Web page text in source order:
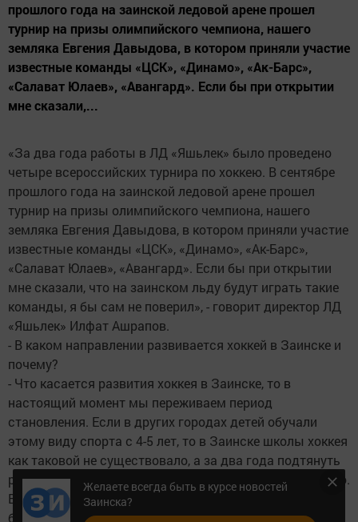
прошлого года на заинской ледовой арене прошел
турнир на призы олимпийского чемпиона, нашего
земляка Евгения Давыдова, в котором приняли участие
известные команды «ЦСК», «Динамо», «Ак-Барс»,
«Салават Юлаев», «Авангард». Если бы при открытии
мне сказали,...
«За два года работы в ЛД «Яшьлек» было проведено
четыре всероссийских турнира по хоккею. В сентябре
прошлого года на заинской ледовой арене прошел
турнир на призы олимпийского чемпиона, нашего
земляка Евгения Давыдова, в котором приняли участие
известные команды «ЦСК», «Динамо», «Ак-Барс»,
«Салават Юлаев», «Авангард». Если бы при открытии
мне сказали, что на заинском льду будут играть такие
команды, я бы сам не поверил», - говорит директор ЛД
«Яшьлек» Илфат Ашрапов.
- В каком направлении развивается хоккей в Заинске и
почему?
- Что касается развития хоккея в Заинске, то в
настоящий момент мы переживаем период
становления. Если в других городах детей обучали
этому виду спорта с 4-5 лет, то в Заинске школы хоккея
как таковой не существовало, а за два года подтянуть
ребят и дать им такой колоссальный опыт невозможно.
Вот и получается, что наши хоккеисты соревнуются с
более опытными соперниками, и если у наших за
Желаете всегда быть в курсе новостей
Заинска?